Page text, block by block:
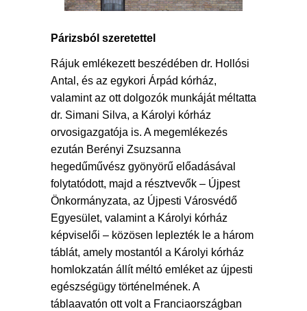
Párizsból szeretettel
Rájuk emlékezett beszédében dr. Hollósi
Antal, és az egykori Árpád kórház,
valamint az ott dolgozók munkáját méltatta
dr. Simani Silva, a Károlyi kórház
orvosigazgatója is. A megemlékezés
ezután Berényi Zsuzsanna
hegedűművész gyönyörű előadásával
folytatódott, majd a résztvevők – Újpest
Önkormányzata, az Újpesti Városvédő
Egyesület, valamint a Károlyi kórház
képviselői – közösen leplezték le a három
táblát, amely mostantól a Károlyi kórház
homlokzatán állít méltó emléket az újpesti
egészségügy történelmének. A
táblaavatón ott volt a Franciaországban